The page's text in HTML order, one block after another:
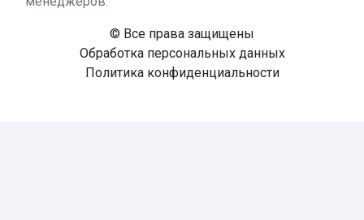
© Все права защищены
Обработка персональных данных
Политика конфиденциальности